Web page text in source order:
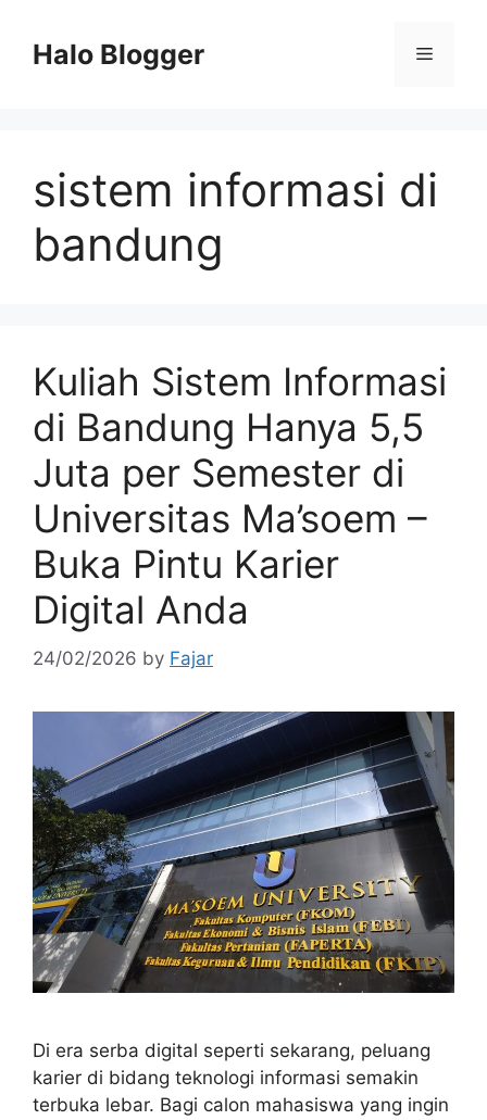
contentHalo Blogger Menu
sistem informasi di
bandung
Kuliah Sistem Informasi
di Bandung Hanya 5,5
Juta per Semester di
Universitas Ma’soem –
Buka Pintu Karier
Digital Anda
24/02/2026 by Fajar
Di era serba digital seperti sekarang, peluang
karier di bidang teknologi informasi semakin
terbuka lebar. Bagi calon mahasiswa yang ingin